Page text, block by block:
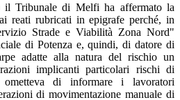
il Tribunale di Melfi ha affermato la
reati rubricati in epigrafe perché, in
Strade e Viabilità Zona Nord"
di Potenza e, quindi, di datore di
adatte alla natura del rischio un
implicanti particolari rischi di
ometteva di informare i lavoratori
di movimentazione manuale di